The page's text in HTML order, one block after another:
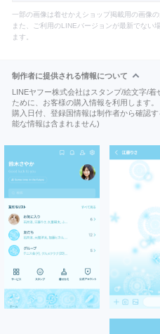
一部の画像は着せかえショップ掲載用の画像
また、ご利用のLINEバージョンが最新でない
ます。
制作者に提供される情報について
LINEヤフー株式会社はスタンプ/絵文字/
ために、お客様の購入情報を利用します。
購入日付、登録国情報は制作者から確認
能な情報は含まれません)